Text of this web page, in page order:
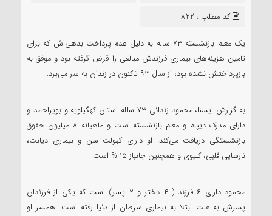
سعیدکد مطلب : 822
یک معلم بازنشسته ۷۳ ساله به دلیل عدم پرداخت بدهی‌اش که برای
تامین هزینه‌های بیماری فرزندش مبالغی را قرض گرفته بود و موفق به
بازپرداختش نشده بود، از سال ۹۳ تاکنون در زندان به سر می‌برد.
به گزارش ایسنا، محمود زندانی ۷۳ ساله استان کهگیلویه و بویراحمد و
دارای مدرک دیپلم و معلم بازنشسته است و ماهیانه ۸ میلیون حقوق
بازنشستگی دریافت می‌کند. او دارای کهولت سن و بیماری دیابت،
نارسایی قلبی، کلیوی و همچنین جانباز ۱۵ % است.
محمود دارای ۶ فرزند ( ۴ دختر و ۲ پسر) است که یکی از فرزندان
پسرش به علت ابتلا به بیماری سرطان از دنیا رفته است. همسر او